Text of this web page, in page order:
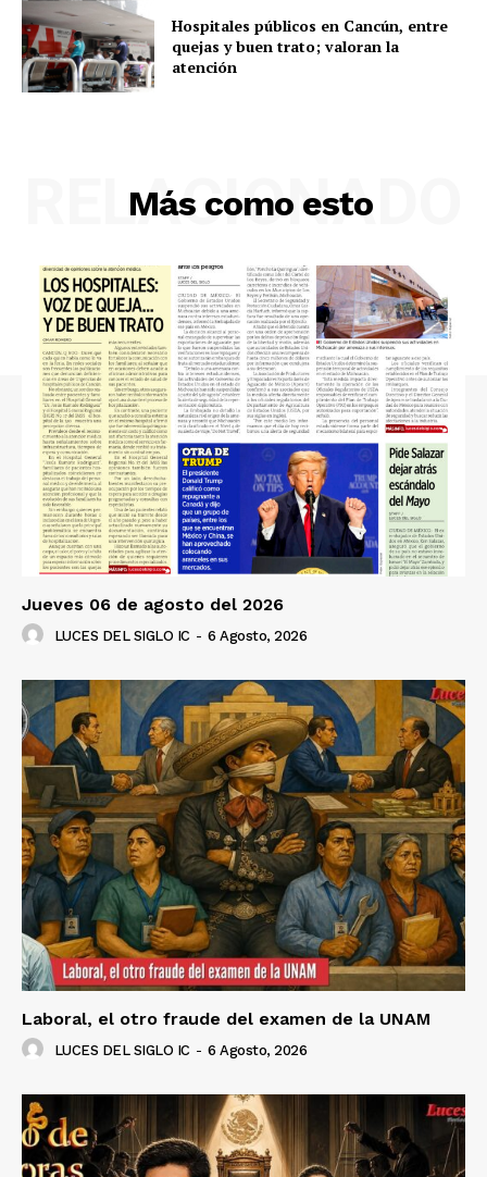
Hospitales públicos en Cancún, entre
quejas y buen trato; valoran la
atención
Más como esto
RELACIONADO
Jueves 06 de agosto del 2026
LUCES DEL SIGLO IC - 6 Agosto, 2026
Laboral, el otro fraude del examen de la UNAM
LUCES DEL SIGLO IC - 6 Agosto, 2026